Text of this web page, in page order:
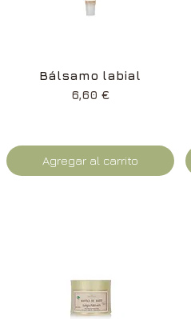
Vista rápida
Bálsamo labial
Precio
6,60 €
Agregar al carrito